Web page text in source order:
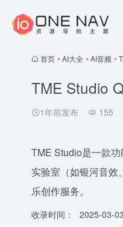
首页 • AI大全 • AI音频 •
TME Studio
1年前发布 155
TME Studio是一款
实验室（如银河音效
乐创作服务。
收录时间：
2025-03-03